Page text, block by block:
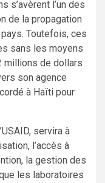
s’avèrent l’un des
de la propagation
Toutefois, ces
sans les moyens
millions de dollars
son agence
à Haïti pour
servira à
l’accès à
la gestion des
les laboratoires